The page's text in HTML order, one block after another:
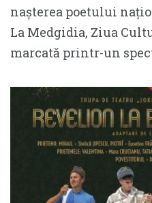
nașterea poetului
La Medgidia, Ziua
marcată printr-un